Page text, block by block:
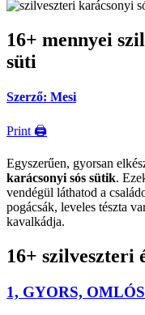
16+ mennyei
süti
Szerző: Mesi
Print 🖨
Egyszerűen, gyorsan
karácsonyi sós sütik.
vendégül láthatod a
pogácsák, leveles tészta
kavalkádja.
16+ szilveszteri
1, GYORS,